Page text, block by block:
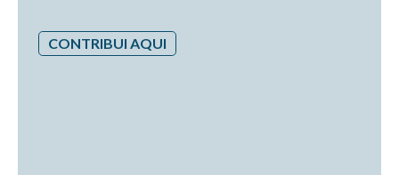
CONTRIBUI AQUI